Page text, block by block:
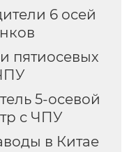
6 осей
пятиосевых
5-осевой
с ЧПУ
в Китае